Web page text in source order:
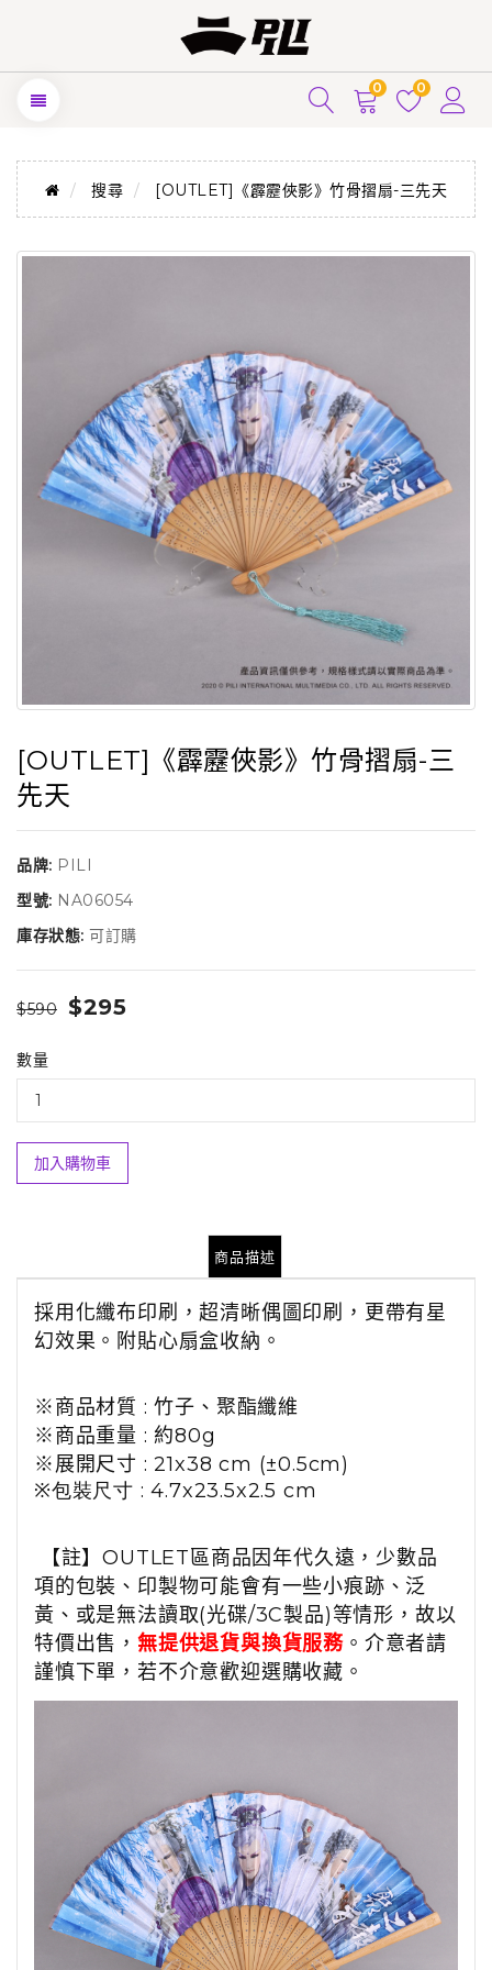
0 0
搜尋 [OUTLET]《霹靂俠影》竹骨摺扇-三先天
[OUTLET]《霹靂俠影》竹骨摺扇-三
先天
品牌: PILI
型號: NA06054
庫存狀態: 可訂購
$590 $295
數量
加入購物車
商品描述
採用化纖布印刷，超清晰偶圖印刷，更帶有星
幻效果。附貼心扇盒收納。
※商品材質 :竹子、聚酯纖維
※商品重量 : 約80g
※展開尺寸 :21x38 cm (±0.5cm)
※包裝尺寸 :4.7x23.5x2.5 cm
【註】OUTLET區商品因年代久遠，少數品
項的包裝、印製物可能會有一些小痕跡、泛
黃、或是無法讀取(光碟/3C製品)等情形，故以
特價出售， 無提供退貨與換貨服務 。介意者請
謹慎下單，若不介意歡迎選購收藏。